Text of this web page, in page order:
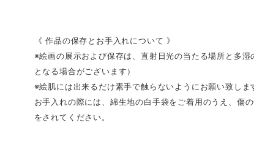
《 作品の保存とお手入れについて 》
※絵画の展示および保存は、直射日光の当たる場所と多
となる場合がございます）
※絵肌には出来るだけ素手で触らないようにお願い致し
お手入れの際には、綿生地の白手袋をご着用のうえ、傷
をされてください。